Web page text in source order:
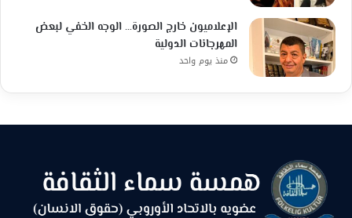
الإعلاميون خارج الصورة… الوجه الخفي لبعض
المهرجانات الدولية
منذ يوم واحد